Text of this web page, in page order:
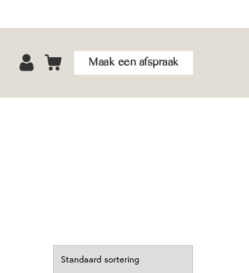
Maak een afspraak